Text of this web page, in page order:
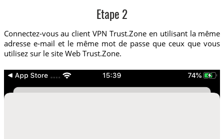
Etape 2
Connectez-vous au client VPN Trust.Zone en utilisant la même
adresse e-mail et le même mot de passe que ceux que vous
utilisez sur le site Web Trust.Zone.